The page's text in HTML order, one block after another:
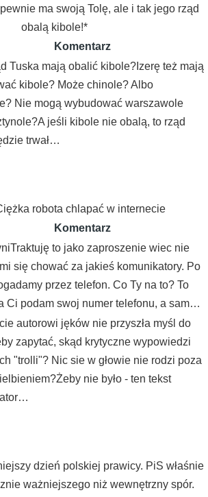
ma swoją Tolę, ale i tak jego rząd
obalą kibole!*
Komentarz
Tuska mają obalić kibole?Izerę też mają
kibole? Może chinole? Albo
Nie mogą wybudować warszawole
jeśli kibole nie obalą, to rząd
trwał…
robota chlapać w internecie
Komentarz
to jako zaproszenie wiec nie
się chować za jakieś komunikatory. Po
przez telefon. Co Ty na to? To
Ci podam swoj numer telefonu, a sam…
autorowi jęków nie przyszła myśl do
zapytać, skąd krytyczne wypowiedzi
"trolli"? Nic sie w głowie nie rodzi poza
nie było - ten tekst
dzień polskiej prawicy. PiS właśnie
ważniejszego niż wewnętrzny spór.